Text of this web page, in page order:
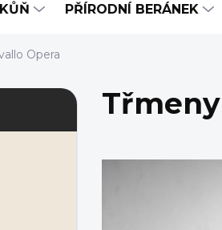
KŮŇ PŘÍRODNÍ BERÁNEK
Opera